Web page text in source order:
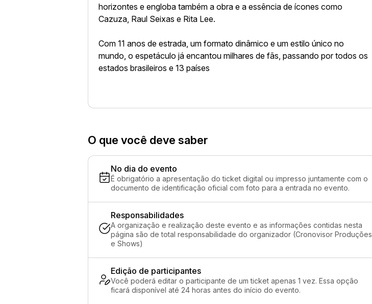
horizontes e engloba também a obra e a essência de ícones como
Cazuza, Raul Seixas e Rita Lee.
Com 11 anos de estrada, um formato dinâmico e um estilo único no
mundo, o espetáculo já encantou milhares de fãs, passando por todos os
estados brasileiros e 13 países
O que você deve saber
No dia do evento
É obrigatório a apresentação do ticket digital ou impresso juntamente com o
documento de identificação oficial com foto para a entrada no evento.
Responsabilidades
A organização e realização deste evento e as informações contidas nesta
página são de total responsabilidade do organizador (Cronovisor Produções
e Shows)
Edição de participantes
Você poderá editar o participante de um ticket apenas 1 vez. Essa opção
ficará disponível até 24 horas antes do início do evento.